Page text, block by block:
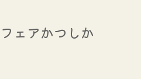
ェアかつしか